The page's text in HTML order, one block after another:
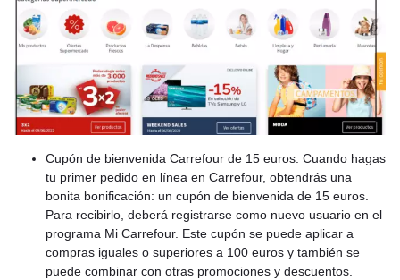
Cupón de bienvenida Carrefour de 15 euros. Cuando hagas
tu primer pedido en línea en Carrefour, obtendrás una
bonita bonificación: un cupón de bienvenida de 15 euros.
Para recibirlo, deberá registrarse como nuevo usuario en el
programa Mi Carrefour. Este cupón se puede aplicar a
compras iguales o superiores a 100 euros y también se
puede combinar con otras promociones y descuentos.